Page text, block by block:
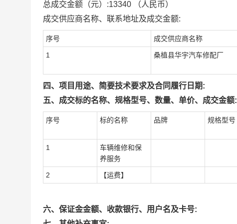
总成交金额（元）:13340 （人民币）
成交供应商名称、联系地址及成交金额:
序号 成交供应商名称
1 桑植县华宇汽车修配厂
四、项目用途、简要技术要求及合同履行日期:
五、成交标的名称、规格型号、数量、单价、成交金额:
序号 标的名称 品牌 规格型号
1
车辆维修和保
养服务
2 【运费】
六、保证金金额、收款银行、用户名及卡号: